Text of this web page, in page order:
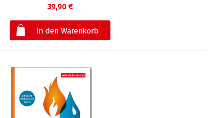
39,90 €